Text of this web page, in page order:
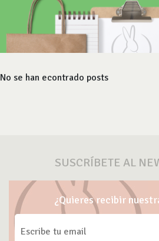
No se han econtrado posts
SUSCRÍBETE AL
¿Quieres recibir